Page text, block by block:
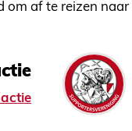
om af te reizen naar